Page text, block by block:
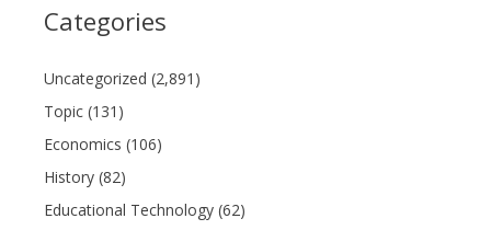
Categories
Uncategorized (2,891)
Topic (131)
Economics (106)
History (82)
Educational Technology (62)